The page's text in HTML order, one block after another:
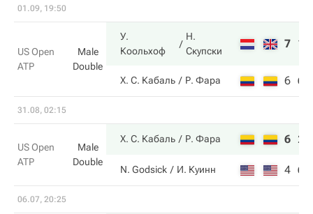
01.09, 19:50
US Open
ATP
Male
Double
У.
Коольхоф
Н.
Скупски
7 1
Х. С. Кабаль Р. Фара 6 6
31.08, 02:15
US Open
ATP
Male
Double
Х. С. Кабаль Р. Фара 6 2
N. Godsick И. Куинн 4 6
06.07, 20:25